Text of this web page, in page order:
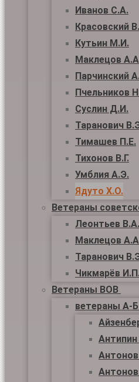
Иванов С.А.
Красовский
Кутьин М.И.
Маклецов
Парчинский
Пчельников
Суслин Д.И.
Таранович
Тимашев П.Е.
Тихонов В.Г.
Умблия А.Э.
Ядуто Х.О.
Ветераны
Леонтьев В.А.
Маклецов
Таранович
Чикмарёв
Ветераны ВОВ
ветераны А-Б